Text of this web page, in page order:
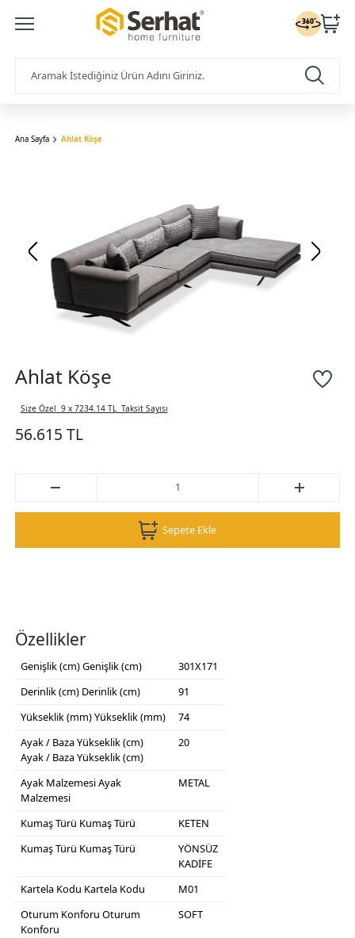
Ana Sayfa Ahlat Köşe
Ahlat Köşe
Size Özel 9 x 7234.14 TLTaksit Sayısı
56.615 TL
Sepete Ekle
Özellikler
Genişlik (cm)Genişlik (cm)
301X171
Derinlik (cm) Derinlik (cm)
91
Yükseklik (mm)Yükseklik (mm)
74
Ayak / Baza Yükseklik (cm)
Ayak / Baza Yükseklik (cm)
20
Ayak MalzemesiAyak
Malzemesi
METAL
Kumaş Türü Kumaş Türü
KETEN
Kumaş Türü Kumaş Türü
YÖNSÜZ
KADİFE
Kartela Kodu Kartela Kodu
M01
Oturum Konforu Oturum
Konforu
SOFT